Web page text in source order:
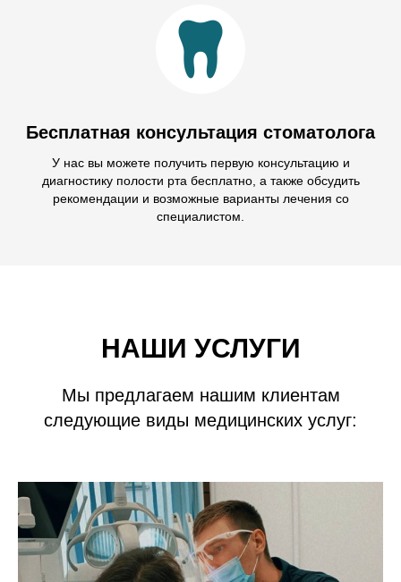
Бесплатная консультация стоматолога
У нас вы можете получить первую консультацию и
диагностику полости рта бесплатно, а также обсудить
рекомендации и возможные варианты лечения со
специалистом.
НАШИ УСЛУГИ
Мы предлагаем нашим клиентам
следующие виды медицинских услуг: